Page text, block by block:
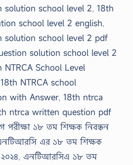
solution school level 2, 18th
school level 2 english,
solution school level 2 pdf
solution school level 2
NTRCA School Level
18th NTRCA school
with Answer, 18th ntrca
ntrca written question pdf
পরীক্ষা ১৮ তম শিক্ষক নিবন্ধন
এর ১৮ তম শিক্ষক
, এনটিআরসিএ ১৮ তম